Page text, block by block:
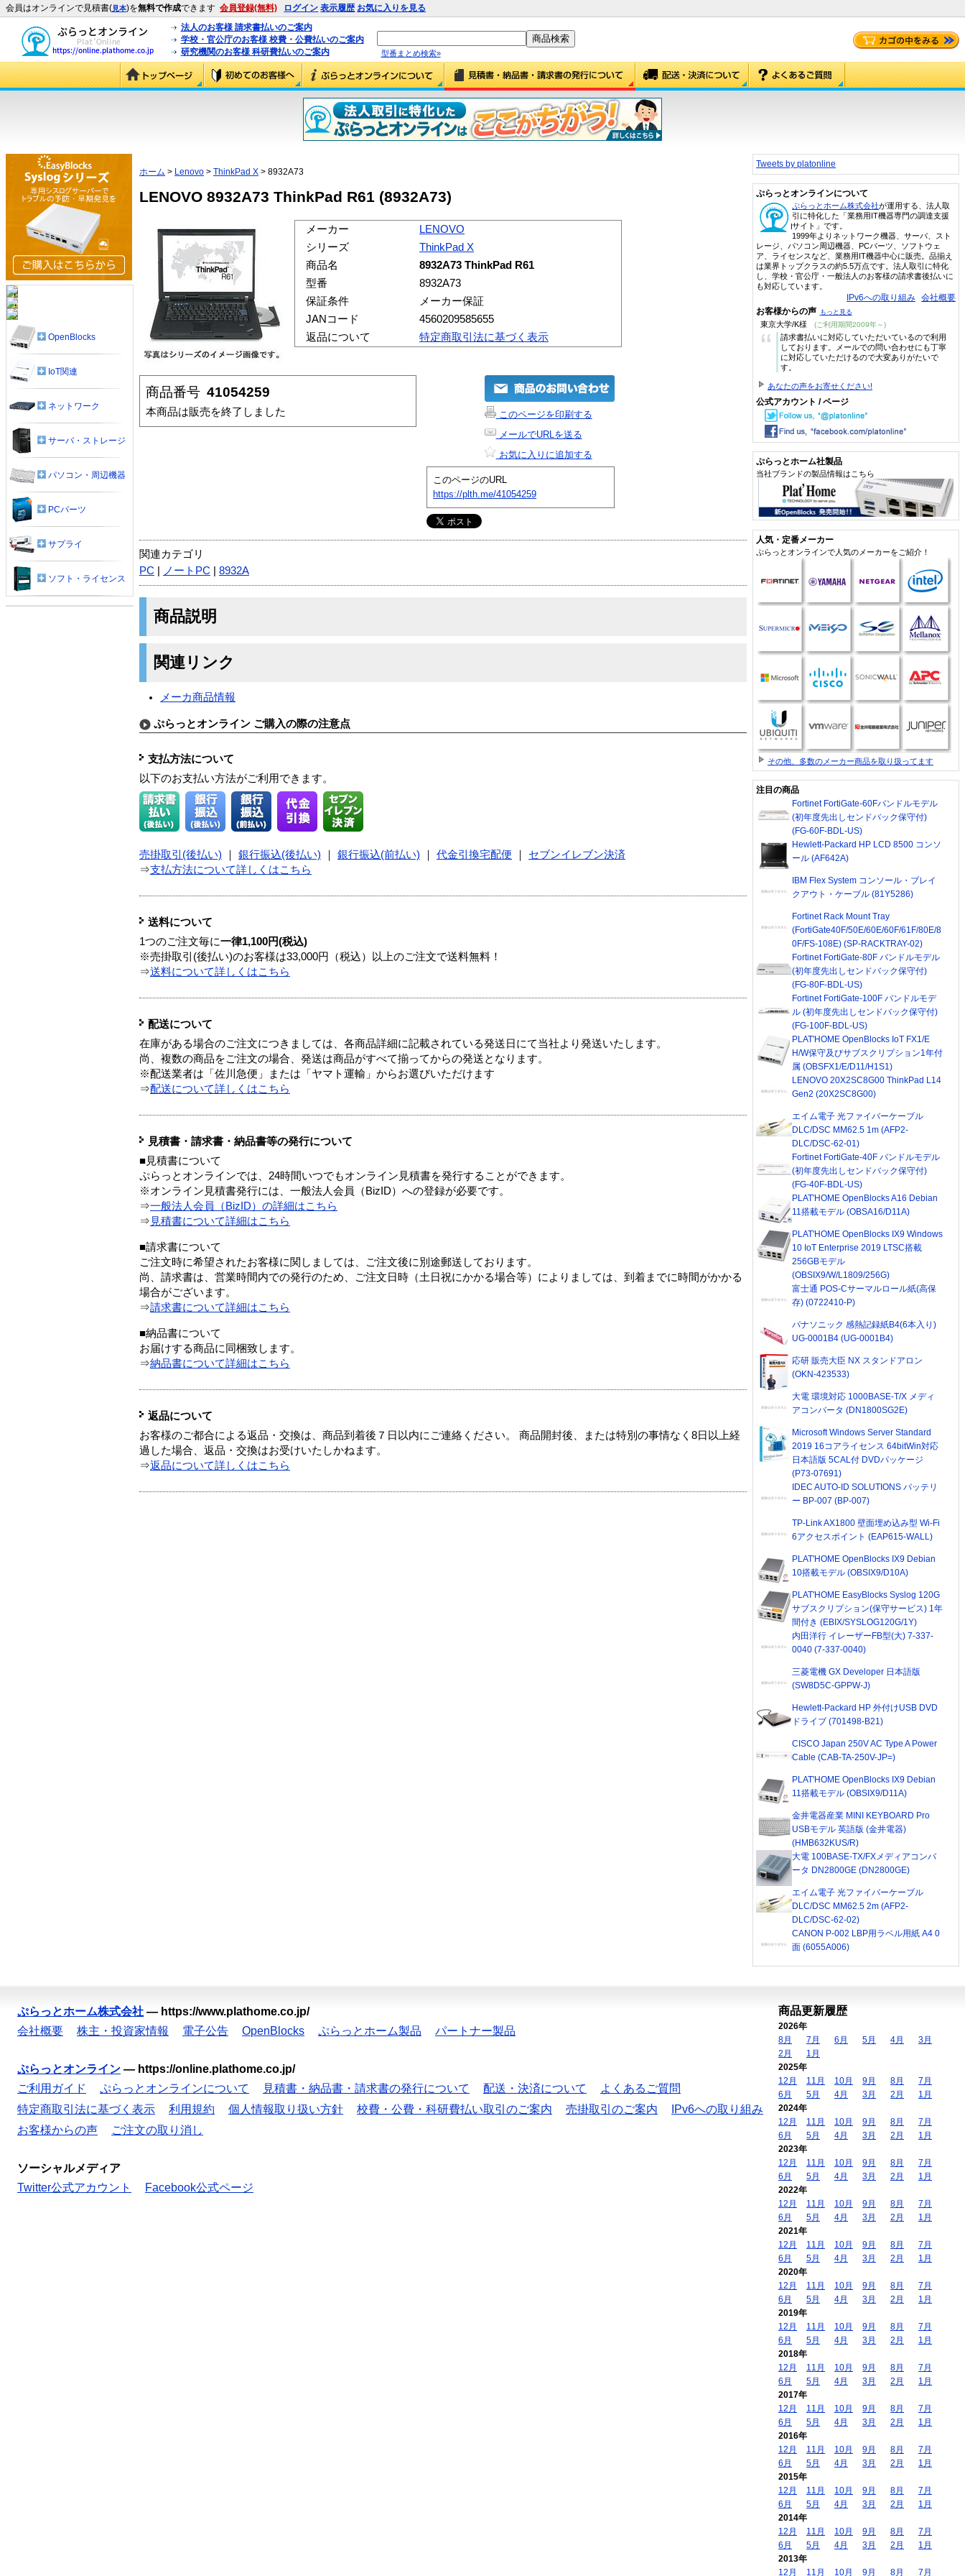
会員はオンラインで見積書(見本)を無料で作成できます 会員登録(無料) ログイン 表示履歴 お気に入りを見る
法人のお客様 請求書払いのご案内
学校・官公庁のお客様 校費・公費払いのご案内
研究機関のお客様 科研費払いのご案内
型番まとめ検索»
ホーム > Lenovo > ThinkPad X > 8932A73
LENOVO 8932A73 ThinkPad R61 (8932A73)
メーカー
LENOVO
シリーズ
ThinkPad X
商品名
8932A73 ThinkPad R61
型番
8932A73
保証条件
メーカー保証
JANコード
4560209585655
返品について
特定商取引法に基づく表示
商品番号 41054259
本商品は販売を終了しました
このページを印刷する
メールでURLを送る
お気に入りに追加する
このページのURL
https://plth.me/41054259
関連カテゴリ
PC
ノートPC 8932A
商品説明
関連リンク
メーカ商品情報
ぷらっとオンライン ご購入の際の注意点
支払方法について
以下のお支払い方法がご利用できます。
売掛取引(後払い) 銀行振込(後払い) 銀行振込(前払い) 代金引換宅配便
セブンイレブン決済
⇒支払方法について詳しくはこちら
送料について
1つのご注文毎に一律1,100円(税込)
※売掛取引(後払い)のお客様は33,000円（税込）以上のご注文で送料無料！
⇒送料について詳しくはこちら
配送について
在庫がある場合のご注文につきましては、各商品詳細に記載されている発送日にて当社より発送いたします。
尚、複数の商品をご注文の場合、発送は商品がすべて揃ってからの発送となります。
※配送業者は「佐川急便」または「ヤマト運輸」からお選びいただけます
⇒配送について詳しくはこちら
見積書・請求書・納品書等の発行について
■見積書について
ぷらっとオンラインでは、24時間いつでもオンライン見積書を発行することができます。
※オンライン見積書発行には、一般法人会員（BizID）への登録が必要です。
⇒一般法人会員（BizID）の詳細はこちら
⇒ 見積書について詳細はこちら
■請求書について
ご注文時に希望されたお客様に関しましては、ご注文後に別途郵送しております。
尚、請求書は、営業時間内での発行のため、ご注文日時（土日祝にかかる場合等）によりましては、到着までに時間がかかる
場合がございます。
⇒請求書について詳細はこちら
■納品書について
お届けする商品に同梱致します。
⇒納品書について詳細はこちら
返品について
お客様のご都合による返品・交換は、商品到着後７日以内にご連絡ください。 商品開封後、または特別の事情なく8日以上経
過した場合、返品・交換はお受けいたしかねます。
⇒返品について詳しくはこちら
OpenBlocks
IoT関連
ネットワーク
サーバ・ストレージ
パソコン・周辺機器
PCパーツ
サプライ
ソフト・ライセンス
Tweets by platonline
ぷらっとオンラインについて
ぷらっとホーム株式会社が運用する、法人取
引に特化した「業務用IT機器専門の調達支援
サイト」です。
1999年よりネットワーク機器、サーバ、スト
レージ、パソコン周辺機器、PCパーツ、ソフトウェ
ア、ライセンスなど、業務用IT機器中心に販売。品揃え
は業界トップクラスの約5.5万点です。法人取引に特化
し、学校・官公庁・一般法人のお客様の請求書後払いに
も対応しています。
IPv6への取り組み 会社概要
お客様からの声 もっと見る
東京大学/K様 (ご利用期間2009年～)
“
請求書払いに対応していただいているので利用
しております。メールでの問い合わせにも丁寧
に対応していただけるので大変ありがたいで
す。
あなたの声をお寄せください!
公式アカウント / ページ
ぷらっとホーム社製品
当社ブランドの製品情報はこちら
人気・定番メーカー
ぷらっとオンラインで人気のメーカーをご紹介！
その他、多数のメーカー商品を取り扱ってます
注目の商品
Fortinet FortiGate-60Fバンドルモデル
(初年度先出しセンドバック保守付)
(FG-60F-BDL-US)
Hewlett-Packard HP LCD 8500 コンソ
ール (AF642A)
IBM Flex System コンソール・ブレイ
クアウト・ケーブル (81Y5286)
Fortinet Rack Mount Tray
(FortiGate40F/50E/60E/60F/61F/80E/8
0F/FS-108E) (SP-RACKTRAY-02)
Fortinet FortiGate-80F バンドルモデル
(初年度先出しセンドバック保守付)
(FG-80F-BDL-US)
Fortinet FortiGate-100F バンドルモデ
ル (初年度先出しセンドバック保守付)
(FG-100F-BDL-US)
PLAT'HOME OpenBlocks IoT FX1/E
H/W保守及びサブスクリプション1年付
属 (OBSFX1/E/D11/H1S1)
LENOVO 20X2SC8G00 ThinkPad L14
Gen2 (20X2SC8G00)
エイム電子 光ファイバーケーブル
DLC/DSC MM62.5 1m (AFP2-
DLC/DSC-62-01)
Fortinet FortiGate-40F バンドルモデル
(初年度先出しセンドバック保守付)
(FG-40F-BDL-US)
PLAT'HOME OpenBlocks A16 Debian
11搭載モデル (OBSA16/D11A)
PLAT'HOME OpenBlocks IX9 Windows
10 IoT Enterprise 2019 LTSC搭載
256GBモデル
(OBSIX9/W/L1809/256G)
富士通 POS-Cサーマルロール紙(高保
存) (0722410-P)
パナソニック 感熱記録紙B4(6本入り)
UG-0001B4 (UG-0001B4)
応研 販売大臣 NX スタンドアロン
(OKN-423533)
大電 環境対応 1000BASE-T/X メディ
アコンバータ (DN1800SG2E)
Microsoft Windows Server Standard
2019 16コアライセンス 64bitWin対応
日本語版 5CAL付 DVDパッケージ
(P73-07691)
IDEC AUTO-ID SOLUTIONS バッテリ
ー BP-007 (BP-007)
TP-Link AX1800 壁面埋め込み型 Wi-Fi
6アクセスポイント (EAP615-WALL)
PLAT'HOME OpenBlocks IX9 Debian
10搭載モデル (OBSIX9/D10A)
PLAT'HOME EasyBlocks Syslog 120G
サブスクリプション(保守サービス) 1年
間付き (EBIX/SYSLOG120G/1Y)
内田洋行 イレーザーFB型(大) 7-337-
0040 (7-337-0040)
三菱電機 GX Developer 日本語版
(SW8D5C-GPPW-J)
Hewlett-Packard HP 外付けUSB DVD
ドライブ (701498-B21)
CISCO Japan 250V AC Type A Power
Cable (CAB-TA-250V-JP=)
PLAT'HOME OpenBlocks IX9 Debian
11搭載モデル (OBSIX9/D11A)
金井電器産業 MINI KEYBOARD Pro
USBモデル 英語版 (金井電器)
(HMB632KUS/R)
大電 100BASE-TX/FXメディアコンバ
ータ DN2800GE (DN2800GE)
エイム電子 光ファイバーケーブル
DLC/DSC MM62.5 2m (AFP2-
DLC/DSC-62-02)
CANON P-002 LBP用ラベル用紙 A4 0
面 (6055A006)
ぷらっとホーム株式会社 — https://www.plathome.co.jp/
会社概要
株主・投資家情報 電子公告 OpenBlocks ぷらっとホーム製品 パートナー製品
ぷらっとオンライン — https://online.plathome.co.jp/
ご利用ガイド
ぷらっとオンラインについて 見積書・納品書・請求書の発行について 配送・決済について
よくあるご質問
特定商取引法に基づく表示
利用規約 個人情報取り扱い方針 校費・公費・科研費払い取引のご案内 売掛取引のご案内
IPv6への取り組み
お客様からの声
ご注文の取り消し
ソーシャルメディア
Twitter公式アカウント
Facebook公式ページ
商品更新履歴
2026年
8月
7月 6月 5月 4月
3月
2月
1月
2025年
12月
11月 10月 9月 8月
7月
6月
5月 4月 3月 2月
1月
2024年
12月
11月 10月 9月 8月
7月
6月
5月 4月 3月 2月
1月
2023年
12月
11月 10月 9月 8月
7月
6月
5月 4月 3月 2月
1月
2022年
12月
11月 10月 9月 8月
7月
6月
5月 4月 3月 2月
1月
2021年
12月
11月 10月 9月 8月
7月
6月
5月 4月 3月 2月
1月
2020年
12月
11月 10月 9月 8月
7月
6月
5月 4月 3月 2月
1月
2019年
12月
11月 10月 9月 8月
7月
6月
5月 4月 3月 2月
1月
2018年
12月
11月 10月 9月 8月
7月
6月
5月 4月 3月 2月
1月
2017年
12月
11月 10月 9月 8月
7月
6月
5月 4月 3月 2月
1月
2016年
12月
11月 10月 9月 8月
7月
6月
5月 4月 3月 2月
1月
2015年
12月
11月 10月 9月 8月
7月
6月
5月 4月 3月 2月
1月
2014年
12月
11月 10月 9月 8月
7月
6月
5月 4月 3月 2月
1月
2013年
12月
11月 10月 9月 8月 7月